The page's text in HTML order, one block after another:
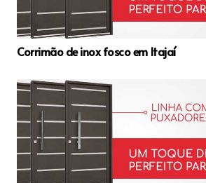
Corrimão de inox fosco em Itajaí